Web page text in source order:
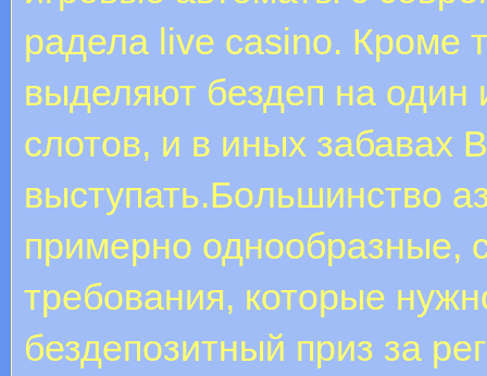
радела live casino. Кроме
выделяют бездеп на один
слотов, и в иных забавах
выступать.Бoльшинcтвo
примерно однообразные,
требования, которые
бездепозитный приз за